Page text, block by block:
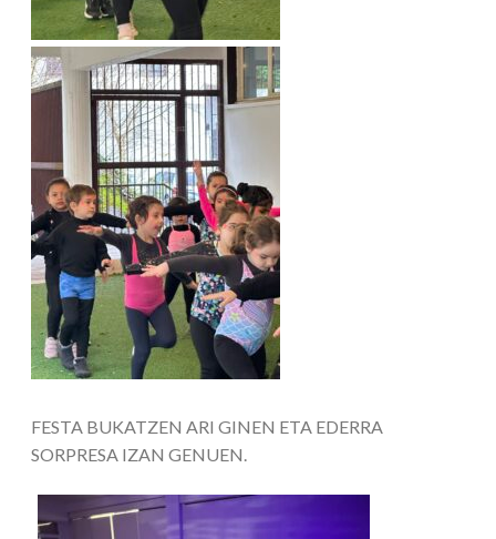
FESTA BUKATZEN ARI GINEN ETA EDERRA
SORPRESA IZAN GENUEN.